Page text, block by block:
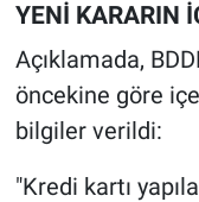
YENİ KARARIN
Açıklamada,
öncekine göre
bilgiler verildi:
"Kredi kartı